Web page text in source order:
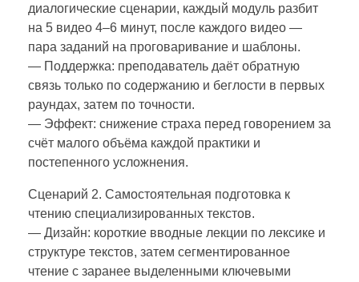
диалогические сценарии, каждый модуль разбит
на 5 видео 4–6 минут, после каждого видео —
пара заданий на проговаривание и шаблоны.
— Поддержка: преподаватель даёт обратную
связь только по содержанию и беглости в первых
раундах, затем по точности.
— Эффект: снижение страха перед говорением за
счёт малого объёма каждой практики и
постепенного усложнения.
Сценарий 2. Самостоятельная подготовка к
чтению специализированных текстов.
— Дизайн: короткие вводные лекции по лексике и
структуре текстов, затем сегментированное
чтение с заранее выделенными ключевыми